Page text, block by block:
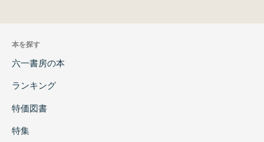
本を探す
六一書房の本
ランキング
特価図書
特集